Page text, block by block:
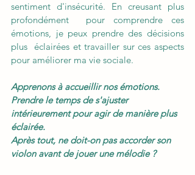
sentiment d'insécurité. En creusant plus
profondément  pour comprendre ces
émotions, je peux prendre des décisions
plus  éclairées et travailler sur ces aspects
pour améliorer ma vie sociale.
Apprenons à accueillir nos émotions.
Prendre le temps de s'ajuster
intérieurement pour agir de manière plus
éclairée.
Après tout, ne doit-on pas accorder son
violon avant de jouer une mélodie ?